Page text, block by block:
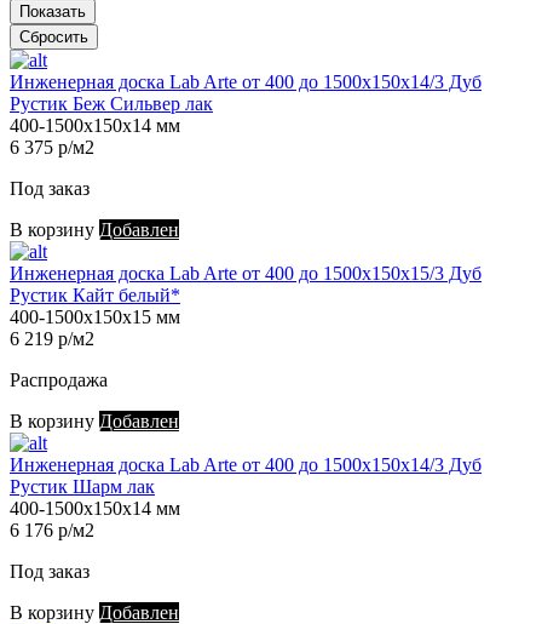
Показать
Сбросить
Инженерная доска Lab Arte от 400 до 1500х150х14/3 Дуб
Рустик Беж Сильвер лак
400-1500х150х14 мм
6 375 р/м2
Под заказ
В корзину Добавлен
Инженерная доска Lab Arte от 400 до 1500х150х15/3 Дуб
Рустик Кайт белый*
400-1500х150х15 мм
6 219 р/м2
Распродажа
В корзину Добавлен
Инженерная доска Lab Arte от 400 до 1500х150х14/3 Дуб
Рустик Шарм лак
400-1500х150х14 мм
6 176 р/м2
Под заказ
В корзину Добавлен